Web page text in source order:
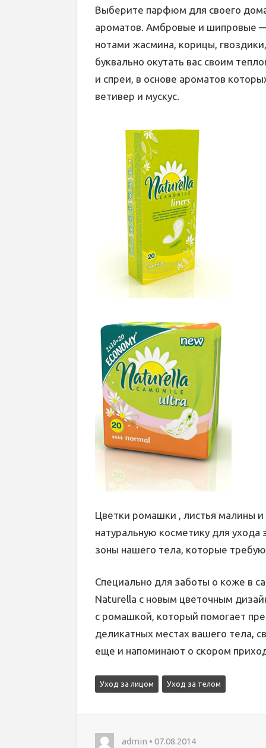
Выберите парфюм для своего
ароматов. Амбровые и шипровые
нотами жасмина, корицы,
буквально окутать вас своим
и спреи, в основе ароматов
ветивер и мускус.
Цветки ромашки , листья малины
натуральную косметику для
зоны нашего тела, которые
Специально для заботы о коже в
Naturella с новым цветочным
с ромашкой, который помогает
деликатных местах вашего тела,
еще и напоминают о скором
Уход за лицом Уход за телом
admin • 07.08.2014